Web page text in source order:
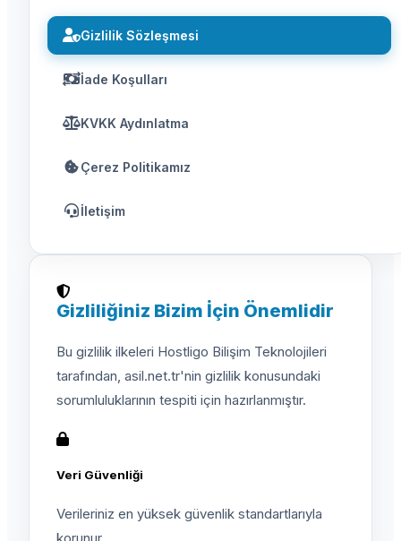
Gizlilik Sözleşmesi
İade Koşulları
KVKK Aydınlatma
Çerez Politikamız
İletişim
Gizliliğiniz Bizim İçin Önemlidir
Bu gizlilik ilkeleri Hostligo Bilişim Teknolojileri
tarafından, asil.net.tr'nin gizlilik konusundaki
sorumluluklarının tespiti için hazırlanmıştır.
Veri Güvenliği
Verileriniz en yüksek güvenlik standartlarıyla